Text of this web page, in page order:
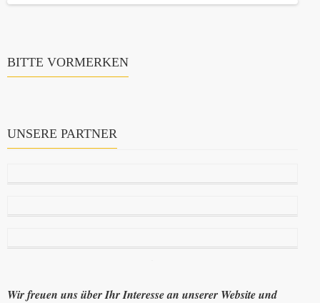
BITTE VORMERKEN
UNSERE PARTNER
Wir freuen uns über Ihr Interesse an unserer Website und